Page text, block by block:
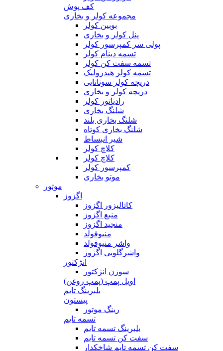
کف پوش
مجموعه کولر و بخاری
بوبین کولر
پنل کولر و بخاری
پولی سر کمپرسور کولر
تسمه دینام کولر
تسمه سفت کن کولر
تسمه کولر هیدرولیک
دریچه کولر سوناتایی
دریچه کولر و بخاری
رادیاتور کولر
شلنگ بخاری
شلنگ بخاری بلند
شلنگ بخاری کوتاه
شیر انبساط
کلاچ کولر
کلاچ کولر
کمپرسور کولر
موتو بخاری
موتور
اگزوز
کاتالیزور اگزوز
منبع اگزوز
منجید اگزوز
منیوفولد
واشر منیوفولد
واشرگلویی اگزوز
انژکتور
سوزن انژکتور
اویل پمپ (پمپ روغن)
بلبرینگ تایم
پیستون
رینگ موتور
تسمه تایم
بلبرینگ تسمه تایم
سفت کن تسمه تایم
سفت کن تسمه تایم شاخکدار